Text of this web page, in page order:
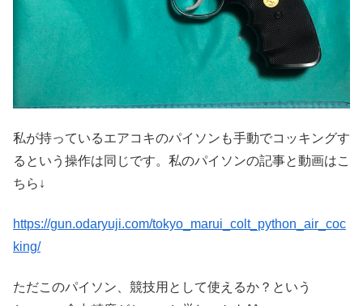
私が持っているエアコキのパイソンも手動でコッキングす
るという操作は同じです。私のパイソンの記事と動画はこ
ちら↓
https://gun.odaryuji.com/tokyo_marui_colt_python_air_coc
king/
ただこのパイソン、競技用として使えるか？という